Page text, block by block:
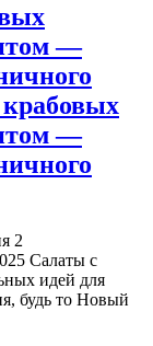
—
—
2
Салаты с
идей для
будь то Новый